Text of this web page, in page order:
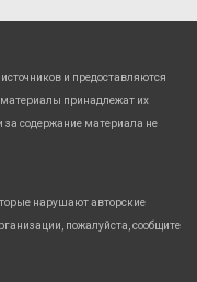
и предоставляются
принадлежат их
за содержание материала не
нарушают авторские
пожалуйста, сообщите